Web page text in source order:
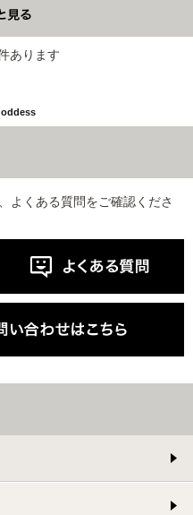
あります
よくある質問をご確認くださ